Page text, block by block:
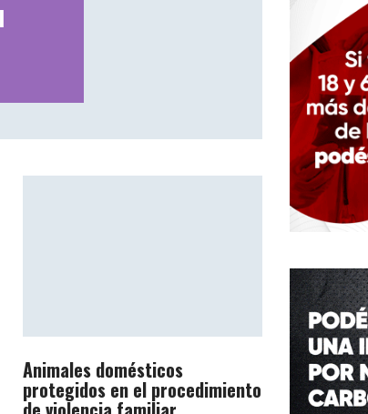
Animales domésticos
protegidos en el procedimiento